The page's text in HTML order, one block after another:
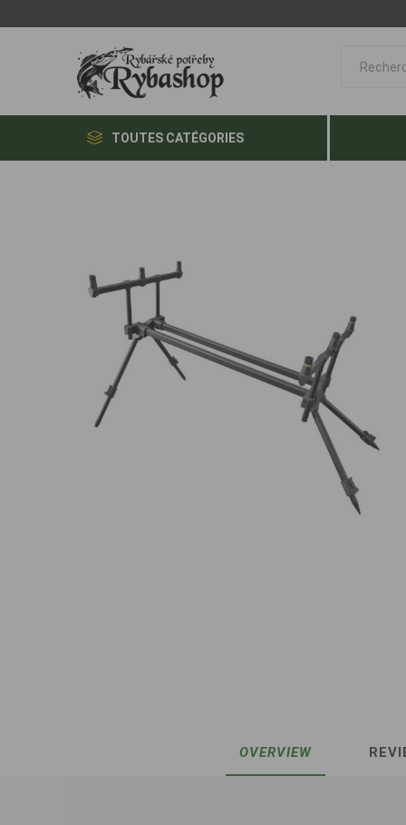
TOUTES CATÉGORIES
OVERVIEW